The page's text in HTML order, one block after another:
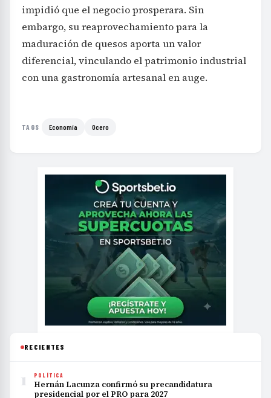
impidió que el negocio prosperara. Sin
embargo, su reaprovechamiento para la
maduración de quesos aporta un valor
diferencial, vinculando el patrimonio industrial
con una gastronomía artesanal en auge.
TAGS Economía Ocero
RECIENTES
1 POLÍTICA
Hernán Lacunza confirmó su precandidatura
presidencial por el PRO para 2027